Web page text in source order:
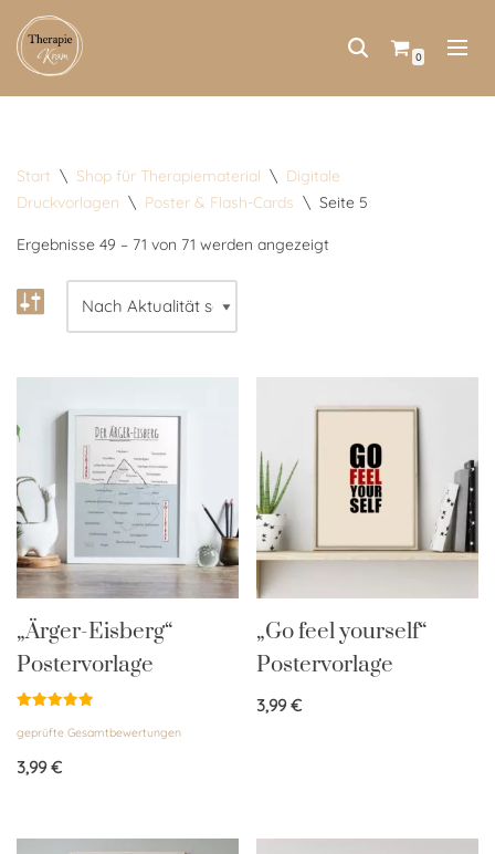
Zum
0
Start \ Shop für Therapiematerial \ Digitale
Druckvorlagen \ Poster & Flash-Cards \ Seite 5
Ergebnisse 49 – 71 von 71 werden angezeigt
„Ärger-Eisberg“
Postervorlage
mit
von 5
geprüfte Gesamtbewertungen
3,99€
„Go feel yourself“
Postervorlage
3,99€